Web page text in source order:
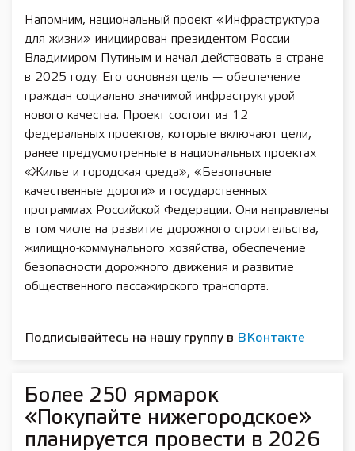
Напомним, национальный проект «Инфраструктура
для жизни» инициирован президентом России
Владимиром Путиным и начал действовать в стране
в 2025 году. Его основная цель — обеспечение
граждан социально значимой инфраструктурой
нового качества. Проект состоит из 12
федеральных проектов, которые включают цели,
ранее предусмотренные в национальных проектах
«Жилье и городская среда», «Безопасные
качественные дороги» и государственных
программах Российской Федерации. Они направлены
в том числе на развитие дорожного строительства,
жилищно-коммунального хозяйства, обеспечение
безопасности дорожного движения и развитие
общественного пассажирского транспорта.
Подписывайтесь на нашу группу в ВКонтакте
Более 250 ярмарок
«Покупайте нижегородское»
планируется провести в 2026